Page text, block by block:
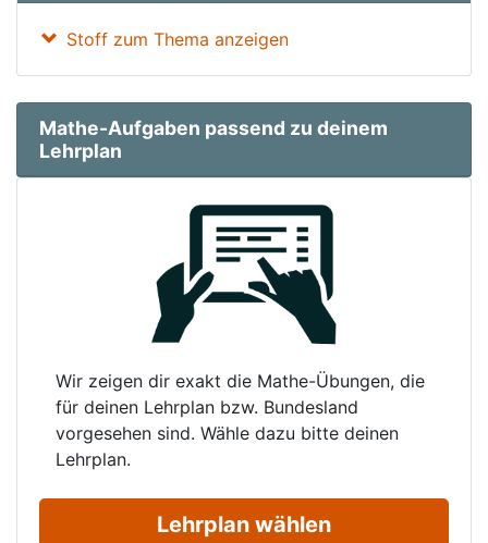
Stoff zum Thema anzeigen
Mathe-Aufgaben passend zu deinem
Lehrplan
Wir zeigen dir exakt die Mathe-Übungen, die
für deinen Lehrplan bzw. Bundesland
vorgesehen sind. Wähle dazu bitte deinen
Lehrplan.
Lehrplan wählen